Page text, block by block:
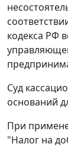
кодекса РФ
Суд
оснований
При
"Налог на